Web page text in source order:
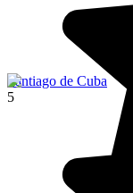
Santiago de Cuba
5